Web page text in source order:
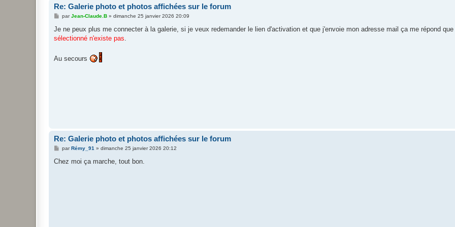
Re: Galerie photo et photos affichées sur le forum
M
s
a
parJean-Claude.B» dimanche 25 janvier 2026 20:09
Je ne peux plus me connecter à la galerie, si je veux redemander le lien d'activation et que j'envoie mon adresse mail ça me répond que
sélectionné n'existe pas.
Au secours
Re: Galerie photo et photos affichées sur le forum
M
s
parRémy_91 » dimanche 25 janvier 2026 20:12
Chez moi ça marche, tout bon.